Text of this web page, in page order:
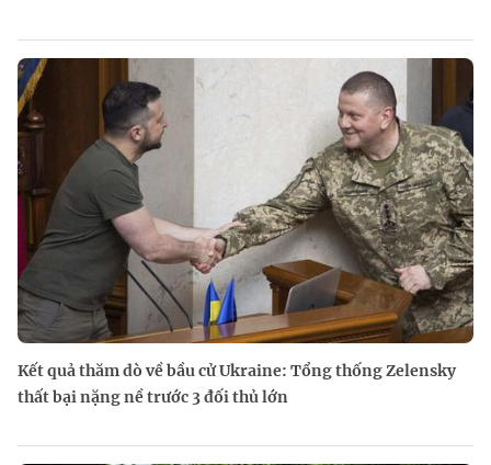
Kết quả thăm dò về bầu cử Ukraine: Tổng thống Zelensky
thất bại nặng nề trước 3 đối thủ lớn